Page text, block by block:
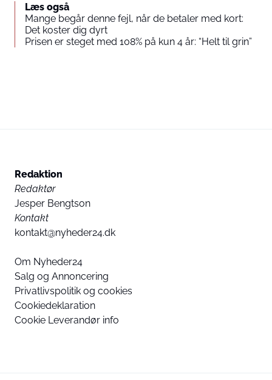
Læs også
Mange begår denne fejl, når de betaler med kort:
Det koster dig dyrt
Prisen er steget med 108% på kun 4 år: “Helt til grin”
Redaktion
Redaktør
Jesper Bengtson
Kontakt
kontakt@nyheder24.dk
Om Nyheder24
Salg og Annoncering
Privatlivspolitik og cookies
Cookiedeklaration
Cookie Leverandør info